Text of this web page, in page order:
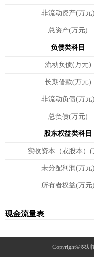
非流动资产(万元)
总资产(万元)
负债类科目
流动负债(万元)
长期借款(万元)
非流动负债(万元)
总负债(万元)
股东权益类科目
实收资本（或股本）(
未分配利润(万元)
所有者权益(万元)
现金流量表
Copyright©深